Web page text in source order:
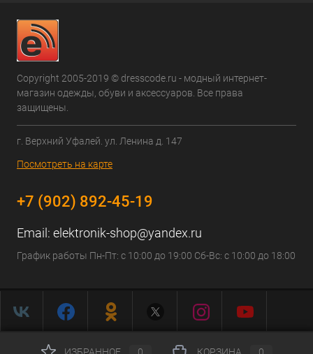
Copyright 2005-2019 © dresscode.ru - модный интернет-
магазин одежды, обуви и аксессуаров. Все права
защищены.
г. Верхний Уфалей. ул. Ленина д. 147
Посмотреть на карте
+7 (902) 892-45-19
Email: elektronik-shop@yandex.ru
График работы Пн-Пт: с 10:00 до 19:00 Сб-Вс: с 10:00 до 18:00
ИЗБРАННОЕ 0 КОРЗИНА 0